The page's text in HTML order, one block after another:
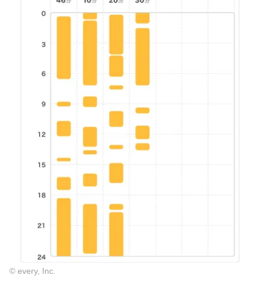
© every, Inc.